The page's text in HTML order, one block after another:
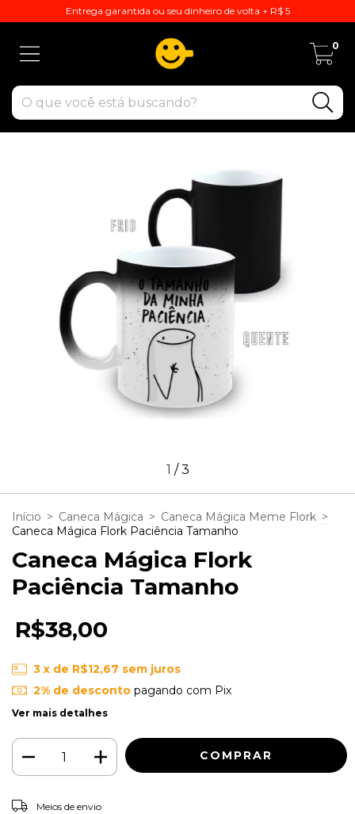
Entrega garantida ou seu dinheiro de volta + R$ 5
0
1 /3
Início > Caneca Mágica > Caneca Mágica Meme Flork >
Caneca Mágica Flork Paciência Tamanho
Caneca Mágica Flork
Paciência Tamanho
R$38,00
3 x de R$12,67 sem juros
2% de descontopagando com Pix
Ver mais detalhes
Entregas para o CEP:
Meios de envio